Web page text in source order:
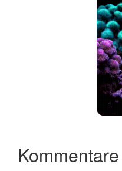
Kommentare